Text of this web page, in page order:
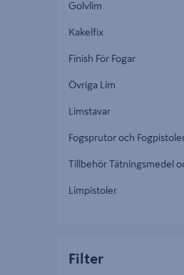
Golvlim
Kakelfix
Finish För Fogar
Övriga Lim
Limstavar
Fogsprutor och
Tillbehör Tätningsmedel
Limpistoler
Filter